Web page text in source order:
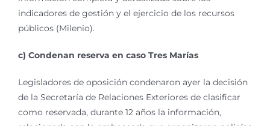
indicadores de gestión y el ejercicio de los recursos
públicos (Milenio).
c) Condenan reserva en caso Tres Marías
Legisladores de oposición condenaron ayer la decisión
de la Secretaría de Relaciones Exteriores de clasificar
como reservada, durante 12 años la información,